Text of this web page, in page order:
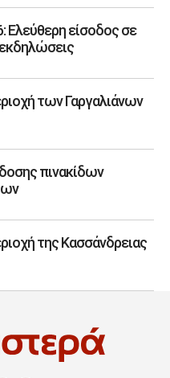
Ελεύθερη είσοδος σε
των Γαργαλιάνων
πινακίδων
της Κασσάνδρειας